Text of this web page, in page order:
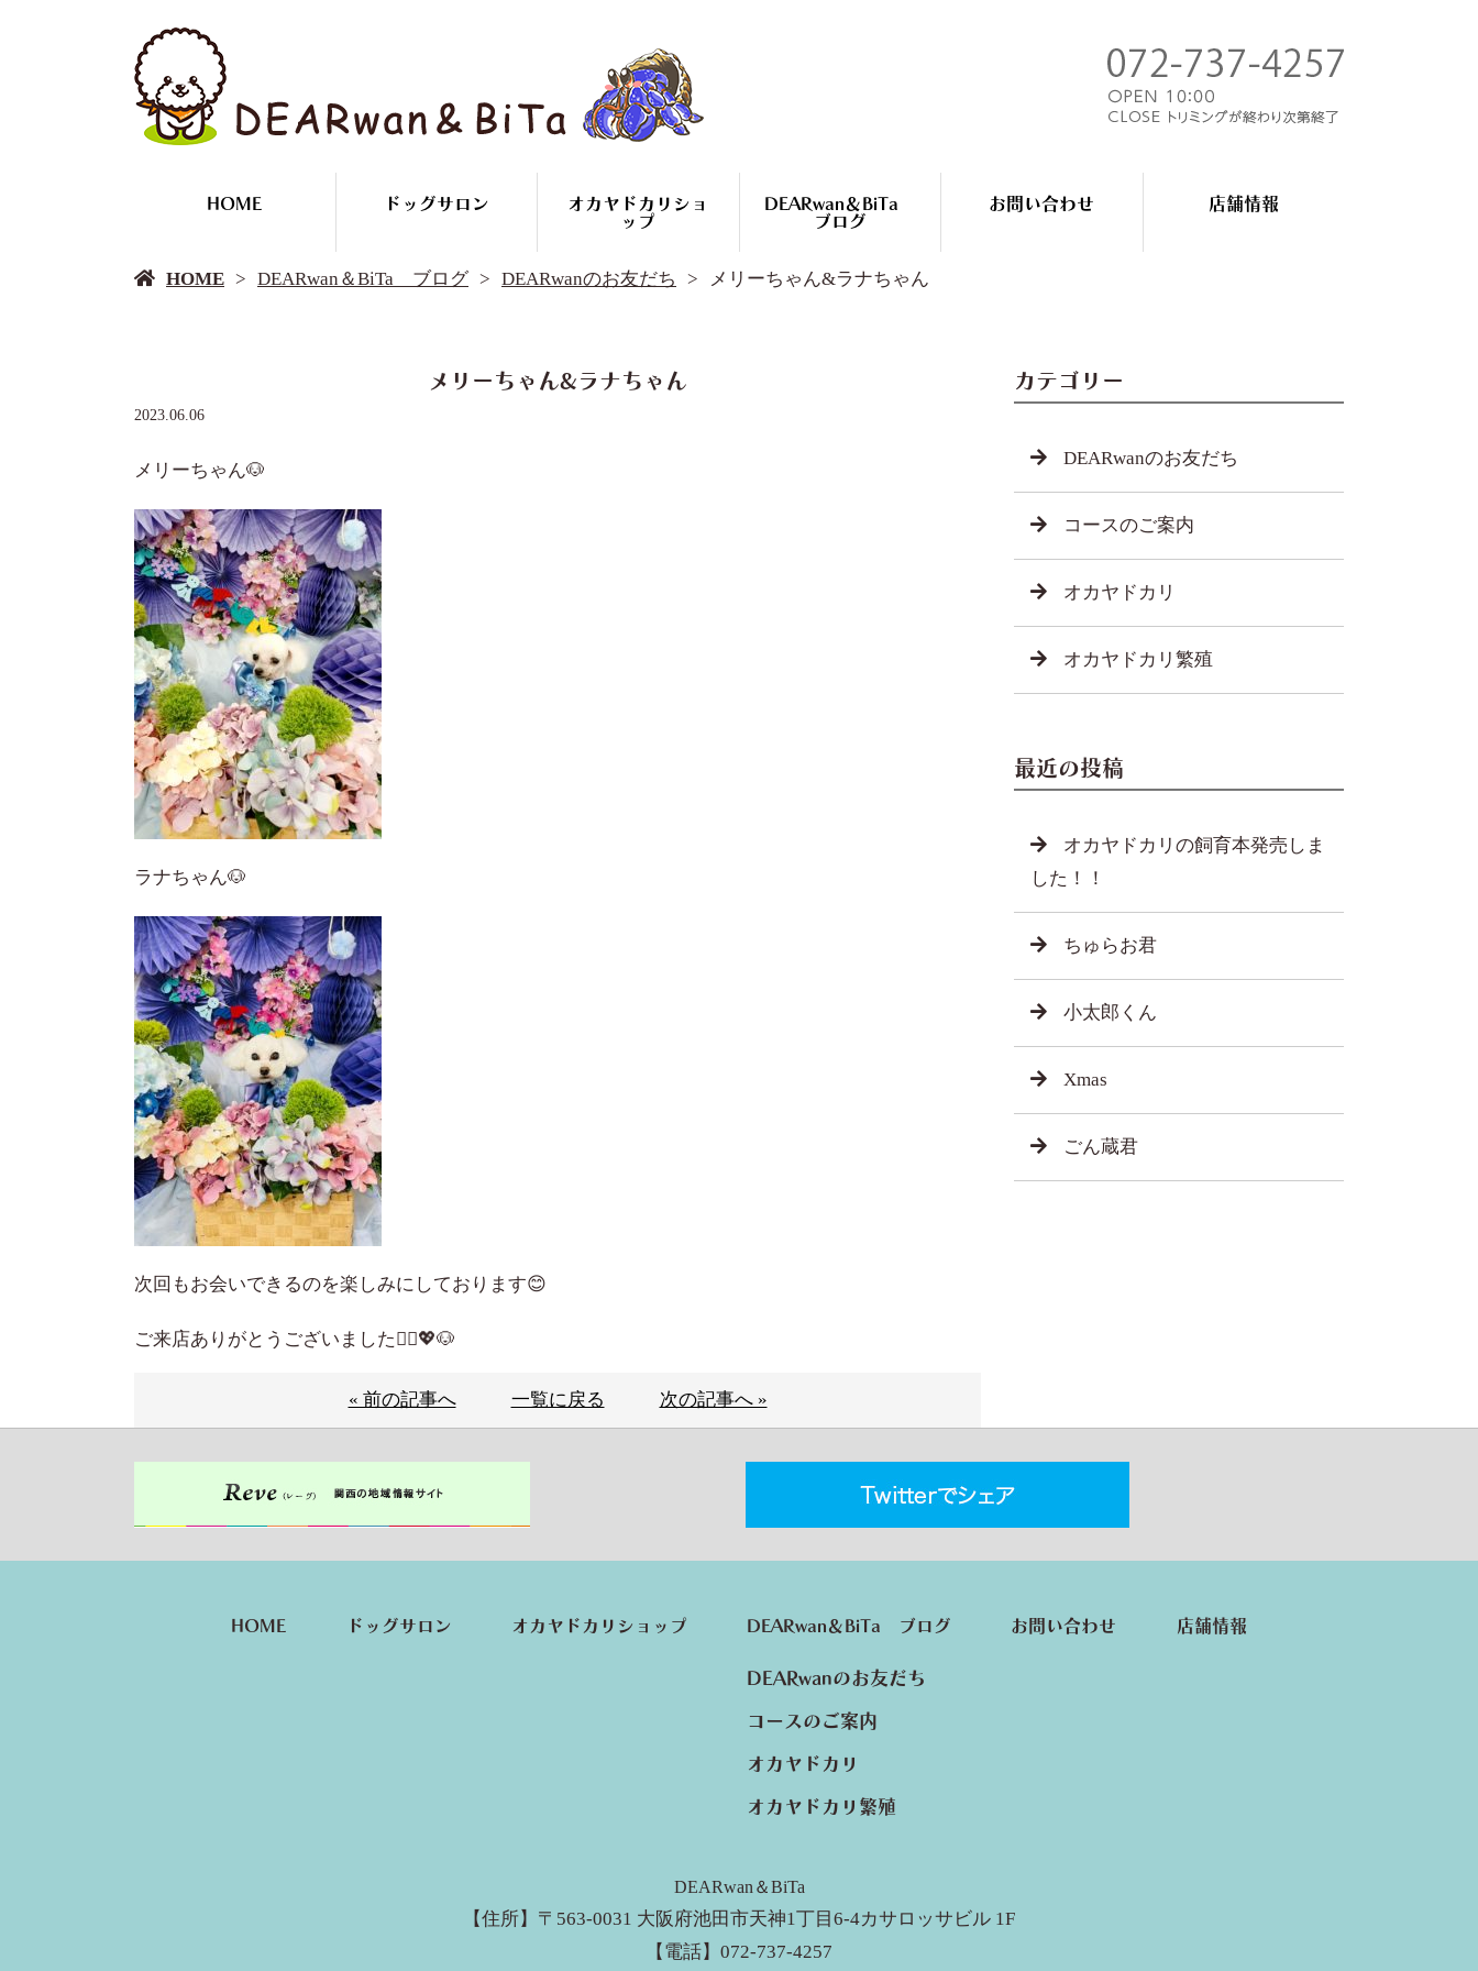
HOME ドッグサロン
オカヤドカリショ
ップ
DEARwan＆BiTa
ブログ
DEARwanのお友だち
コースのご案内
オカヤドカリ
オカヤドカリ繁殖
お問い合わせ 店舗情報
DEARwan＆BiTa ブログ
HOME DEARwan＆BiTa ブログ DEARwanのお友だち メリーちゃん&ラナちゃん
メリーちゃん&ラナちゃん
2023.06.06
メリーちゃん🐶
ラナちゃん🐶
次回もお会いできるのを楽しみにしております😊
ご来店ありがとうございました🙇‍♀️💖🐶
« 前の記事へ 一覧に戻る 次の記事へ »
カテゴリー
DEARwanのお友だち
コースのご案内
オカヤドカリ
オカヤドカリ繁殖
最近の投稿
オカヤドカリの飼育本発売しま
した！！
ちゅらお君
小太郎くん
Xmas
ごん蔵君
HOME ドッグサロン オカヤドカリショップ DEARwan＆BiTa ブログ
DEARwanのお友だち
コースのご案内
オカヤドカリ
オカヤドカリ繁殖
お問い合わせ 店舗情報
DEARwan＆BiTa
【住所】〒563-0031 大阪府池田市天神1丁目6-4カサロッサビル 1F
【電話】072-737-4257